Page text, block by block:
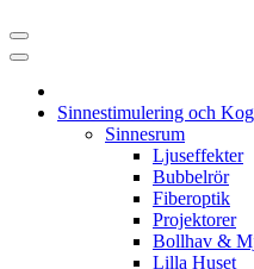
Sinnestimulering och
Sinnesrum
Ljuseffekter
Bubbelrör
Fiberoptik
Projektorer
Bollhav &
Lilla Huset